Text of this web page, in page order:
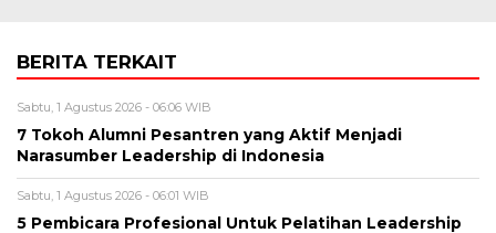
BERITA TERKAIT
Sabtu, 1 Agustus 2026 - 06:06 WIB
7 Tokoh Alumni Pesantren yang Aktif Menjadi
Narasumber Leadership di Indonesia
Sabtu, 1 Agustus 2026 - 06:01 WIB
5 Pembicara Profesional Untuk Pelatihan Leadership